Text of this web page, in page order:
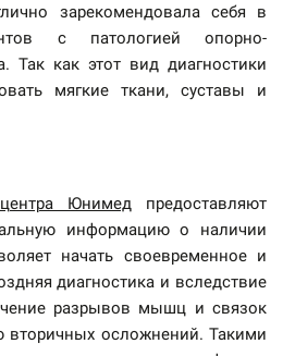
зарекомендовала себя в
с патологией опорно-
Так как этот вид диагностики
мягкие ткани, суставы и
Юнимед предоставляют
информацию о наличии
начать своевременное и
диагностика и вследствие
разрывов мышц и связок
вторичных осложнений. Такими